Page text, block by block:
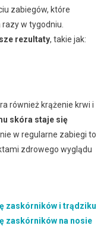
zabiegów, które
w tygodniu.
rezultaty, takie jak:
również krążenie krwi i
skóra staje się
w regularne zabiegi to
zdrowego wyglądu
zaskórników i trądziku
zaskórników na nosie